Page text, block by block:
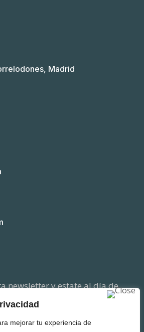
mejorar tu experiencia de
Madrid
newsletter y estate al día de
el ámbito fiscal que pueden